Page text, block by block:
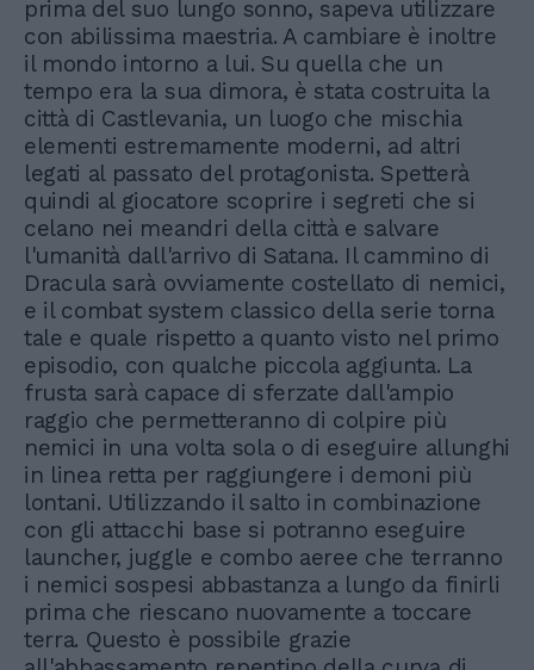
prima del suo lungo sonno, sapeva utilizzare
con abilissima maestria. A cambiare è inoltre
il mondo intorno a lui. Su quella che un
tempo era la sua dimora, è stata costruita la
città di Castlevania, un luogo che mischia
elementi estremamente moderni, ad altri
legati al passato del protagonista. Spetterà
quindi al giocatore scoprire i segreti che si
celano nei meandri della città e salvare
l'umanità dall'arrivo di Satana. Il cammino di
Dracula sarà ovviamente costellato di nemici,
e il combat system classico della serie torna
tale e quale rispetto a quanto visto nel primo
episodio, con qualche piccola aggiunta. La
frusta sarà capace di sferzate dall'ampio
raggio che permetteranno di colpire più
nemici in una volta sola o di eseguire allunghi
in linea retta per raggiungere i demoni più
lontani. Utilizzando il salto in combinazione
con gli attacchi base si potranno eseguire
launcher, juggle e combo aeree che terranno
i nemici sospesi abbastanza a lungo da finirli
prima che riescano nuovamente a toccare
terra. Questo è possibile grazie